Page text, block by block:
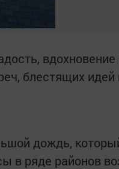
блестящих идей
дождь,
в ряде районов